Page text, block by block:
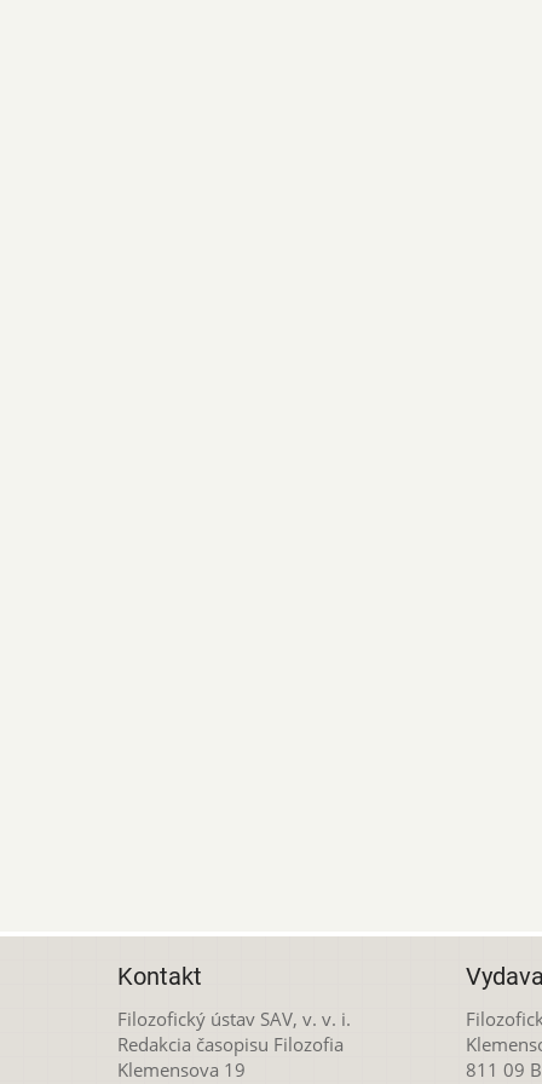
Kontakt
Filozofický ústav SAV, v. v. i.
Redakcia časopisu Filozofia
Klemensova 19
811 09